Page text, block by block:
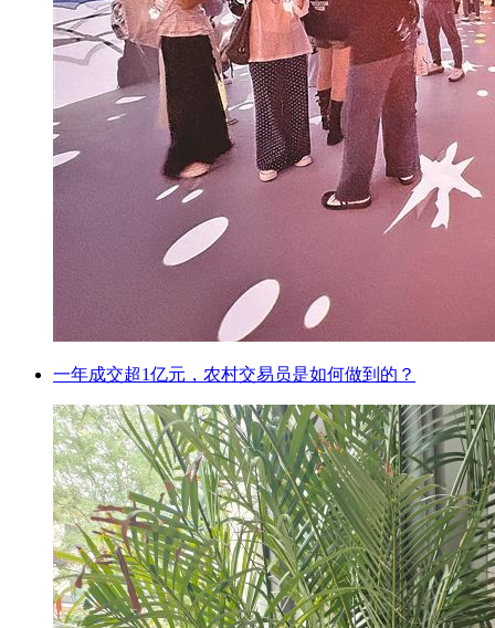
一年成交超1亿元，农村交易员是如何做到的？